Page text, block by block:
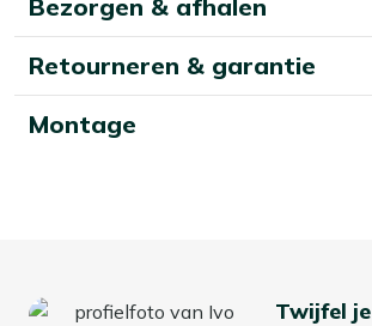
vaak even nat, waardoor je ze niet direct
gebruiken. Ons advies? Bewaar ze in
binnen of in een waterdichte
fris en gebruiksklaar, wanneer je maar
Bezorgen & afhalen
Retourneren & garantie
Montage
Twijfel